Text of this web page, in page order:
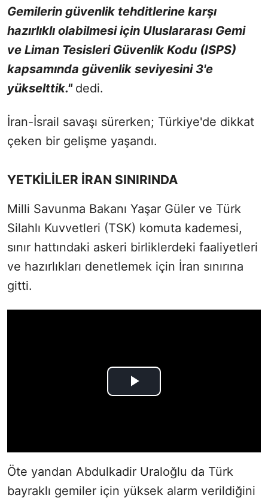
Gemilerin güvenlik tehditlerine karşı
hazırlıklı olabilmesi için Uluslararası Gemi
ve Liman Tesisleri Güvenlik Kodu (ISPS)
kapsamında güvenlik seviyesini 3'e
yükselttik." dedi.
İran-İsrail savaşı sürerken; Türkiye'de dikkat
çeken bir gelişme yaşandı.
YETKİLİLER İRAN SINIRINDA
Milli Savunma Bakanı Yaşar Güler ve Türk
Silahlı Kuvvetleri (TSK) komuta kademesi,
sınır hattındaki askeri birliklerdeki faaliyetleri
ve hazırlıkları denetlemek için İran sınırına
gitti.
Öte yandan Abdulkadir Uraloğlu da Türk
bayraklı gemiler için yüksek alarm verildiğini